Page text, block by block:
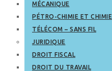
MÉCANIQUE
PÉTRO-CHIMIE ET CHIMIE
TÉLÉCOM – SANS FIL
JURIDIQUE
DROIT FISCAL
DROIT DU TRAVAIL